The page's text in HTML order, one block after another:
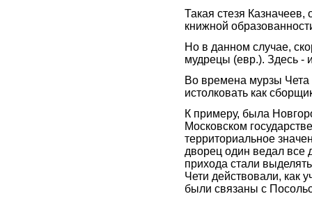
Такая стезя Казначеев,
книжной
Но в данном случае,
мудрецы (евр.). Здесь -
Во времена мурзы
истолковать как
К примеру, была
Московском
территориальное
дворец один ведал все
прихода стали
Чети действовали, как
были связаны с